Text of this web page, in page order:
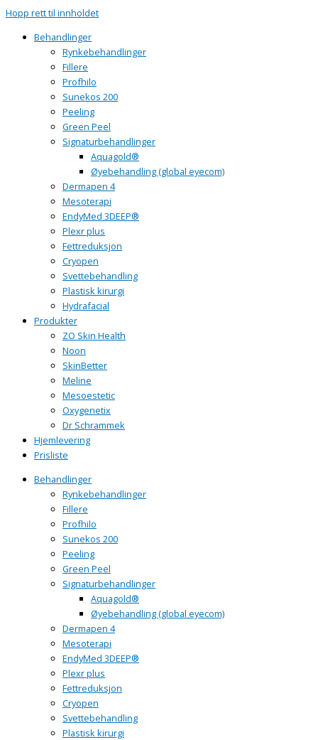
Hopp rett til innholdet
Behandlinger
Rynkebehandlinger
Fillere
Profhilo
Sunekos 200
Peeling
Green Peel
Signaturbehandlinger
Aquagold®
Øyebehandling (global eyecom)
Dermapen 4
Mesoterapi
EndyMed 3DEEP®
Plexr plus
Fettreduksjon
Cryopen
Svettebehandling
Plastisk kirurgi
Hydrafacial
Produkter
ZO Skin Health
Noon
SkinBetter
Meline
Mesoestetic
Oxygenetix
Dr Schrammek
Hjemlevering
Prisliste
Behandlinger
Rynkebehandlinger
Fillere
Profhilo
Sunekos 200
Peeling
Green Peel
Signaturbehandlinger
Aquagold®
Øyebehandling (global eyecom)
Dermapen 4
Mesoterapi
EndyMed 3DEEP®
Plexr plus
Fettreduksjon
Cryopen
Svettebehandling
Plastisk kirurgi